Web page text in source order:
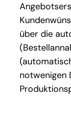
über die
notwenigen